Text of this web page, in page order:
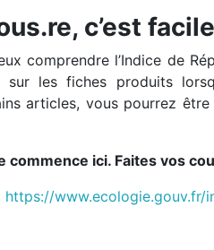
c’est
comprendre l’Indice de
les fiches produits
articles, vous pourrez
commence ici. Faites vos
https://www.ecologie.gouv.fr/